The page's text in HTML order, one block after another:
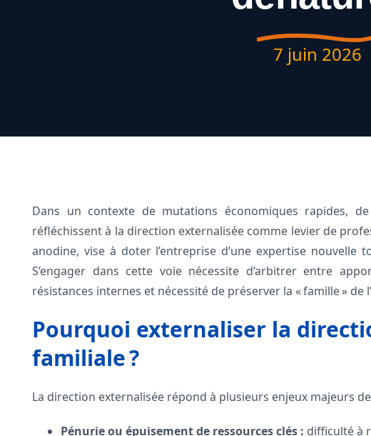
7 juin 2026
Dans un contexte de mutations économiques rapides,
réfléchissent à la direction externalisée comme levier de
anodine, vise à doter l’entreprise d’une expertise nouvelle
S’engager dans cette voie nécessite d’arbitrer entre
résistances internes et nécessité de préserver la « famille » de
Pourquoi externaliser la
familiale ?
La direction externalisée répond à plusieurs enjeux majeurs
Pénurie ou épuisement de ressources clés : difficulté à